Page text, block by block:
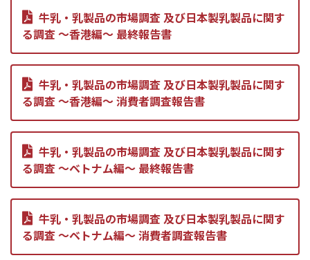
牛乳・乳製品の市場調査 及び日本製乳製品に関す
る調査 ～香港編～ 最終報告書
牛乳・乳製品の市場調査 及び日本製乳製品に関す
る調査 ～香港編～ 消費者調査報告書
牛乳・乳製品の市場調査 及び日本製乳製品に関す
る調査 ～ベトナム編～ 最終報告書
牛乳・乳製品の市場調査 及び日本製乳製品に関す
る調査 ～ベトナム編～ 消費者調査報告書